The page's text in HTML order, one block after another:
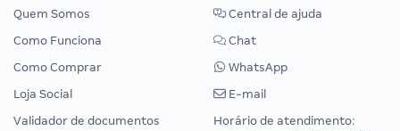
Quem Somos
Como Funciona
Como Comprar
Loja Social
Validador de documentos
Central de ajuda
Chat
WhatsApp
E-mail
Horário de atendimento: